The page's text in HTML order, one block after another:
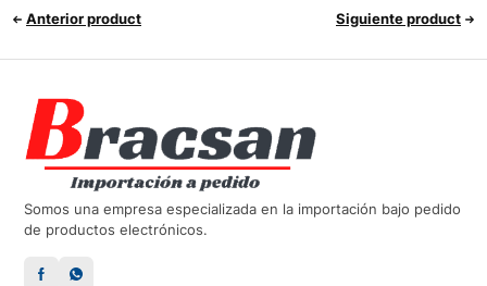
Anterior product Siguiente product
Somos una empresa especializada en la importación bajo pedido
de productos electrónicos.